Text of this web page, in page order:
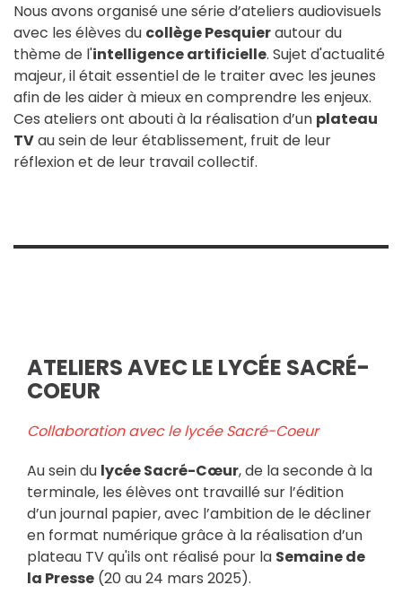
Nous avons organisé une série d’ateliers audiovisuels
avec les élèves du collège Pesquierautour du
thème de l'intelligence artificielle. Sujet d'actualité
majeur, il était essentiel de le traiter avec les jeunes
afin de les aider à mieux en comprendre les enjeux.
Ces ateliers ont abouti à la réalisation d’un plateau
TVau sein de leur établissement, fruit de leur
réflexion et de leur travail collectif.
ATELIERS AVEC LE LYCÉE SACRÉ-
COEUR
Collaboration avec le lycée Sacré-Coeur
Au sein du lycée Sacré-Cœur, de la seconde à la
terminale, les élèves ont travaillé sur l’édition
d’un journal papier, avec l’ambition de le décliner
en format numérique grâce à la réalisation d’un
plateau TV qu'ils ont réalisé pour la Semaine de
la Presse (20 au 24 mars 2025).